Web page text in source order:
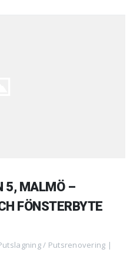
5, MALMÖ –
FÖNSTERBYTE
/ Putsrenovering |